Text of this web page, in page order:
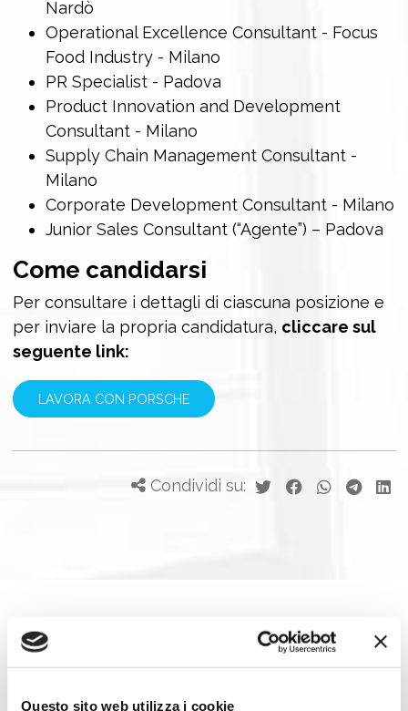
Questo sito web utilizza i cookie
Nardò
Operational Excellence Consultant - Focus
Food Industry - Milano
PR Specialist - Padova
Product Innovation and Development
Consultant - Milano
Supply Chain Management Consultant -
Milano
Corporate Development Consultant - Milano
Junior Sales Consultant (“Agente”) – Padova
Come candidarsi
Per consultare i dettagli di ciascuna posizione e
per inviare la propria candidatura, cliccare sul
seguente link:
LAVORA CON PORSCHE
Condividi su:
Job Meeting
MAGAZINE